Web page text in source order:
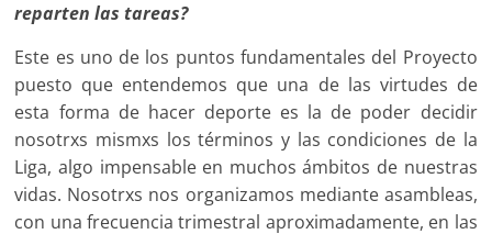
reparten las tareas?
Este es uno de los puntos fundamentales del Proyecto
puesto que entendemos que una de las virtudes de
esta forma de hacer deporte es la de poder decidir
nosotrxs mismxs los términos y las condiciones de la
Liga, algo impensable en muchos ámbitos de nuestras
vidas. Noso­trxs nos organizamos mediante asambleas,
con una frecuencia trimestral aproximada­mente, en las